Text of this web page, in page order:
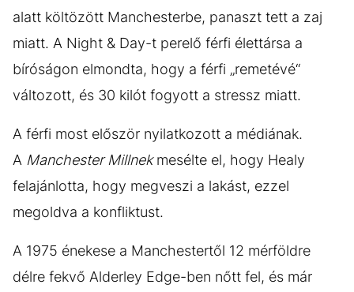
alatt költözött Manchesterbe, panaszt tett a zaj
miatt. A Night & Day-t perelő férfi élettársa a
bíróságon elmondta, hogy a férfi „remetévé“
változott, és 30 kilót fogyott a stressz miatt.
A férfi most először nyilatkozott a médiának.
A Manchester Millnekmesélte el, hogy Healy
felajánlotta, hogy megveszi a lakást, ezzel
megoldva a konfliktust.
A 1975 énekese a Manchestertől 12 mérföldre
délre fekvő Alderley Edge-ben nőtt fel, és már